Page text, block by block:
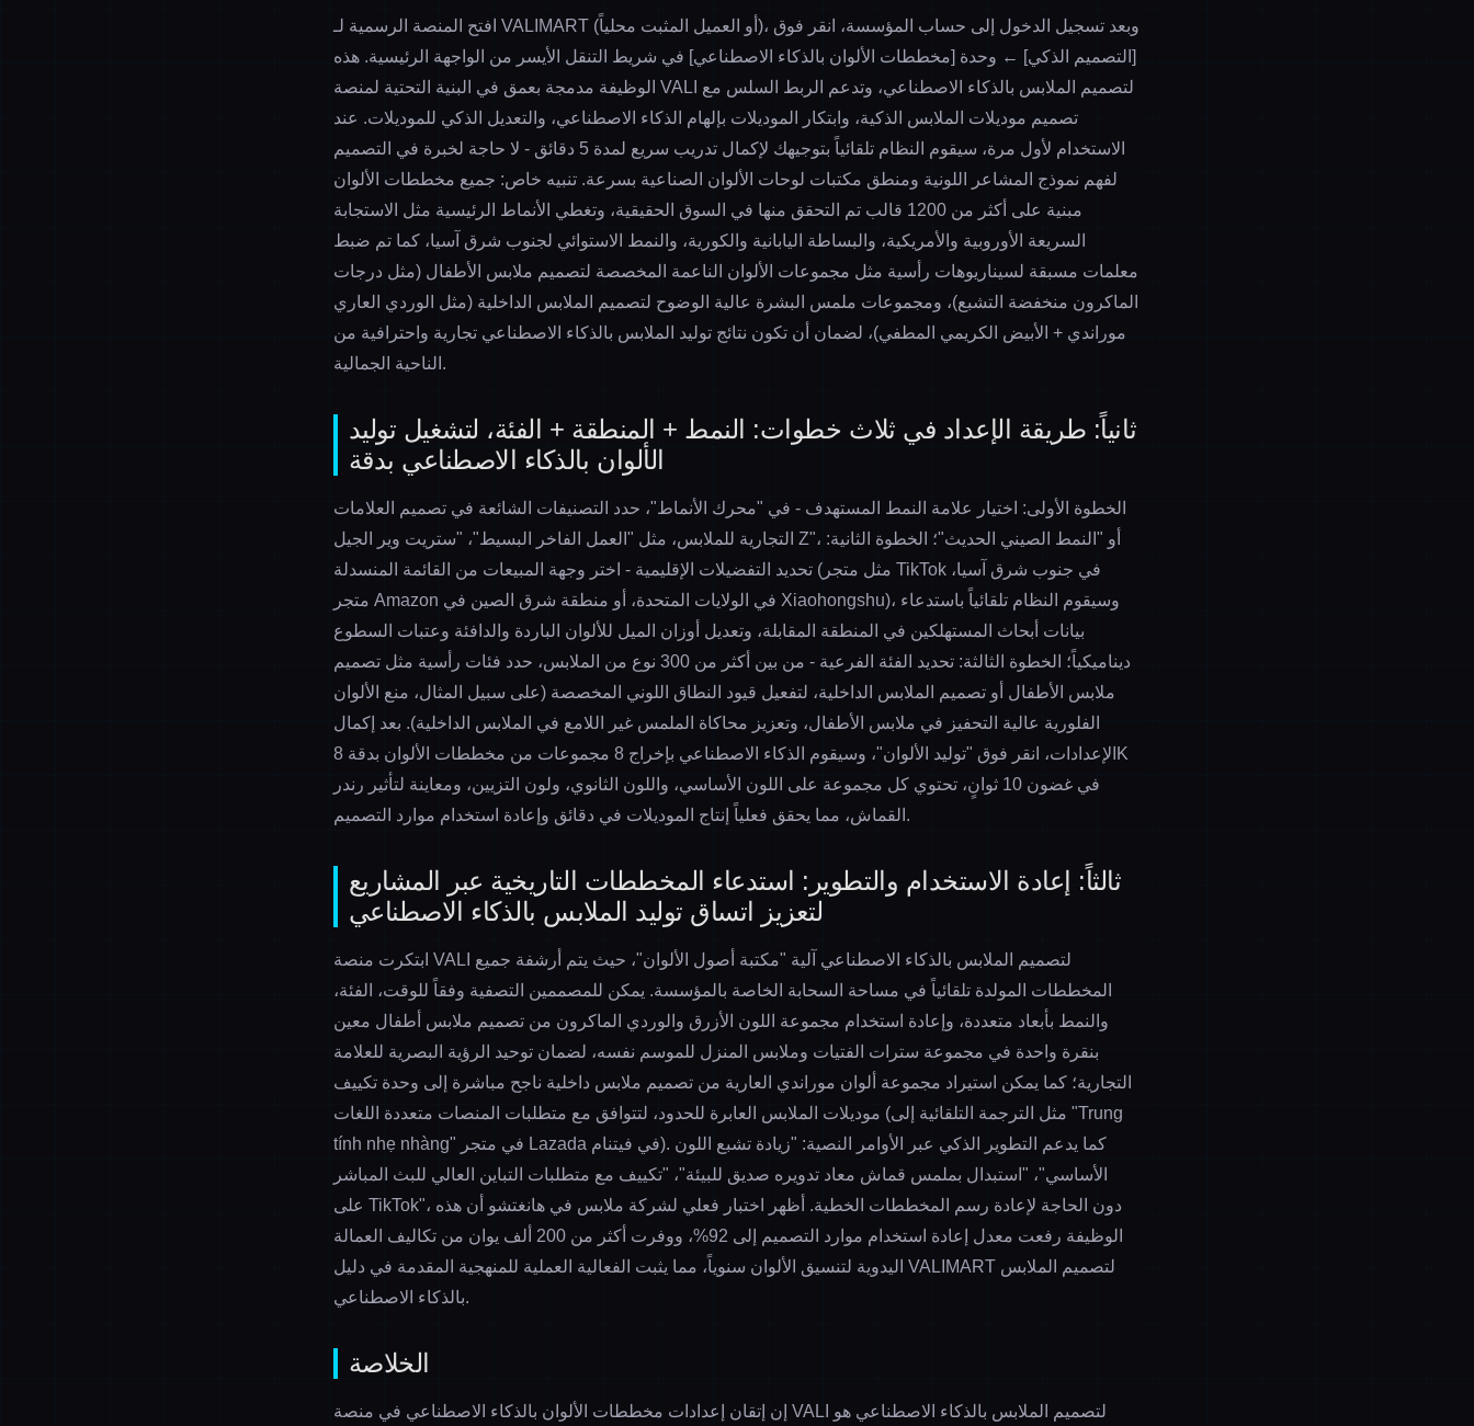
افتح المنصة الرسمية لـ VALIMART (أو العميل المثبت محلياً)، وبعد تسجيل الدخول إلى حساب المؤسسة، انقر فوق
[التصميم الذكي] ← وحدة [مخططات الألوان بالذكاء الاصطناعي] في شريط التنقل الأيسر من الواجهة الرئيسية. هذه
الوظيفة مدمجة بعمق في البنية التحتية لمنصة VALI لتصميم الملابس بالذكاء الاصطناعي، وتدعم الربط السلس مع
تصميم موديلات الملابس الذكية، وابتكار الموديلات بإلهام الذكاء الاصطناعي، والتعديل الذكي للموديلات. عند
الاستخدام لأول مرة، سيقوم النظام تلقائياً بتوجيهك لإكمال تدريب سريع لمدة 5 دقائق - لا حاجة لخبرة في التصميم
لفهم نموذج المشاعر اللونية ومنطق مكتبات لوحات الألوان الصناعية بسرعة. تنبيه خاص: جميع مخططات الألوان
مبنية على أكثر من 1200 قالب تم التحقق منها في السوق الحقيقية، وتغطي الأنماط الرئيسية مثل الاستجابة
السريعة الأوروبية والأمريكية، والبساطة اليابانية والكورية، والنمط الاستوائي لجنوب شرق آسيا، كما تم ضبط
معلمات مسبقة لسيناريوهات رأسية مثل مجموعات الألوان الناعمة المخصصة لتصميم ملابس الأطفال (مثل درجات
الماكرون منخفضة التشبع)، ومجموعات ملمس البشرة عالية الوضوح لتصميم الملابس الداخلية (مثل الوردي العاري
موراندي + الأبيض الكريمي المطفي)، لضمان أن تكون نتائج توليد الملابس بالذكاء الاصطناعي تجارية واحترافية من
الناحية الجمالية.
ثانياً: طريقة الإعداد في ثلاث خطوات: النمط + المنطقة + الفئة، لتشغيل توليد
الألوان بالذكاء الاصطناعي بدقة
الخطوة الأولى: اختيار علامة النمط المستهدف - في "محرك الأنماط"، حدد التصنيفات الشائعة في تصميم العلامات
التجارية للملابس، مثل "العمل الفاخر البسيط"، "ستريت وير الجيل Z"، أو "النمط الصيني الحديث"؛ الخطوة الثانية:
تحديد التفضيلات الإقليمية - اختر وجهة المبيعات من القائمة المنسدلة (مثل متجر TikTok في جنوب شرق آسيا،
متجر Amazon في الولايات المتحدة، أو منطقة شرق الصين في Xiaohongshu)، وسيقوم النظام تلقائياً باستدعاء
بيانات أبحاث المستهلكين في المنطقة المقابلة، وتعديل أوزان الميل للألوان الباردة والدافئة وعتبات السطوع
ديناميكياً؛ الخطوة الثالثة: تحديد الفئة الفرعية - من بين أكثر من 300 نوع من الملابس، حدد فئات رأسية مثل
تصميم
ملابس الأطفال أو تصميم الملابس الداخلية، لتفعيل قيود النطاق اللوني المخصصة (على سبيل المثال، منع الألوان
الفلورية عالية التحفيز في ملابس الأطفال، وتعزيز محاكاة الملمس غير اللامع في الملابس الداخلية). بعد إكمال
الإعدادات، انقر فوق "توليد الألوان"، وسيقوم الذكاء الاصطناعي بإخراج 8 مجموعات من مخططات الألوان بدقة 8K
في غضون 10 ثوانٍ، تحتوي كل مجموعة على اللون الأساسي، واللون الثانوي، ولون التزيين، ومعاينة لتأثير رندر
القماش، مما يحقق فعلياً إنتاج الموديلات في دقائق وإعادة استخدام موارد التصميم.
ثالثاً: إعادة الاستخدام والتطوير: استدعاء المخططات التاريخية عبر المشاريع
لتعزيز اتساق توليد الملابس بالذكاء الاصطناعي
ابتكرت منصة VALI لتصميم الملابس بالذكاء الاصطناعي آلية "مكتبة أصول الألوان"، حيث يتم أرشفة جميع
المخططات المولدة تلقائياً في مساحة السحابة الخاصة بالمؤسسة. يمكن للمصممين التصفية وفقاً للوقت، الفئة،
والنمط بأبعاد متعددة، وإعادة استخدام مجموعة اللون الأزرق والوردي الماكرون من تصميم ملابس أطفال معين
بنقرة واحدة في مجموعة سترات الفتيات وملابس المنزل للموسم نفسه، لضمان توحيد الرؤية البصرية للعلامة
التجارية؛ كما يمكن استيراد مجموعة ألوان موراندي العارية من تصميم ملابس داخلية ناجح مباشرة إلى وحدة تكييف
موديلات الملابس العابرة للحدود، لتتوافق مع متطلبات المنصات متعددة اللغات (مثل الترجمة التلقائية إلى "Trung
tính nhẹ nhàng" في متجر Lazada في فيتنام). كما يدعم التطوير الذكي عبر الأوامر النصية: "زيادة تشبع اللون
الأساسي"، "استبدال بملمس قماش معاد تدويره صديق للبيئة"، "تكييف مع متطلبات التباين العالي للبث المباشر
على TikTok"، دون الحاجة لإعادة رسم المخططات الخطية. أظهر اختبار فعلي لشركة ملابس في هانغتشو أن هذه
الوظيفة رفعت معدل إعادة استخدام موارد التصميم إلى 92%، ووفرت أكثر من 200 ألف يوان من تكاليف العمالة
اليدوية لتنسيق الألوان سنوياً، مما يثبت الفعالية العملية للمنهجية المقدمة في دليل VALIMART لتصميم الملابس
بالذكاء الاصطناعي.
الخلاصة
إن إتقان إعدادات مخططات الألوان بالذكاء الاصطناعي في منصة VALI لتصميم الملابس بالذكاء الاصطناعي هو